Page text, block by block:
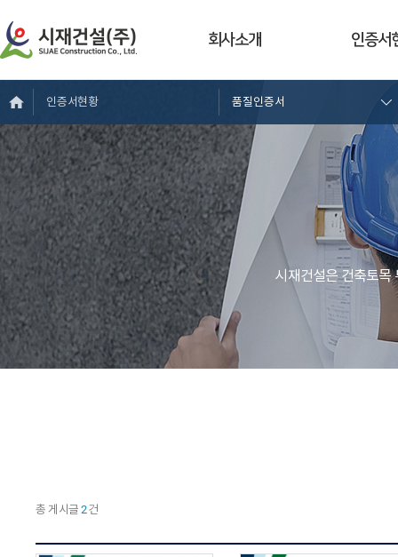
회사소개 인증서
인증서현황 품질인증서
시재건설은 건축토목
총 게시글 2건